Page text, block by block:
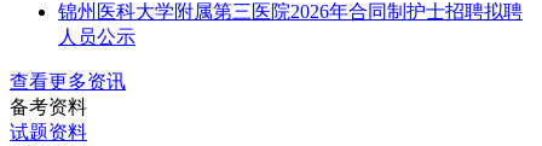
锦州医科大学附属第三医院2026年合同制护士招聘拟聘
人员公示
查看更多资讯
备考资料
试题资料